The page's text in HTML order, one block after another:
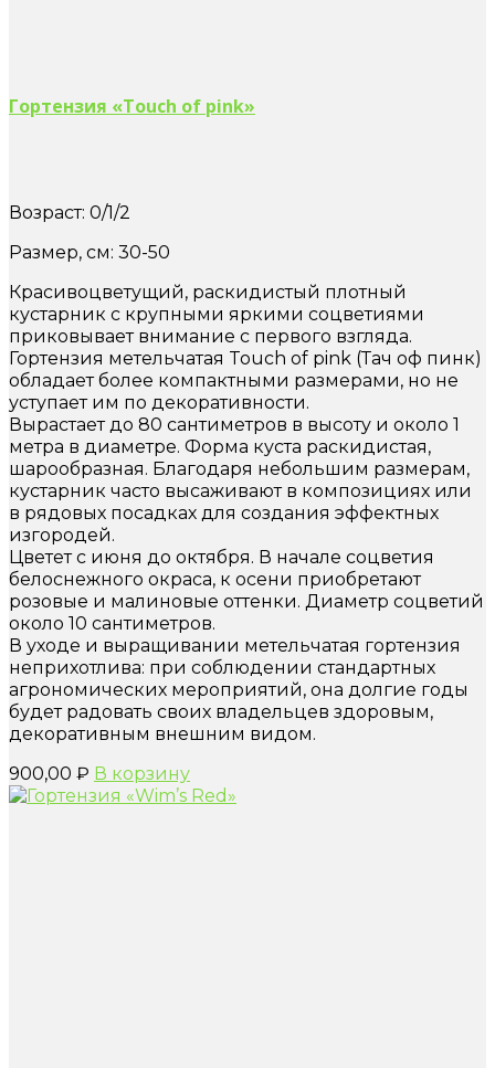
Гортензия «Touch of pink»
Возраст: 0/1/2
Размер, см: 30-50
Красивоцветущий, раскидистый плотный
кустарник с крупными яркими соцветиями
приковывает внимание с первого взгляда.
Гортензия метельчатая Touch of pink (Тач оф пинк)
обладает более компактными размерами, но не
уступает им по декоративности.
Вырастает до 80 сантиметров в высоту и около 1
метра в диаметре. Форма куста раскидистая,
шарообразная. Благодаря небольшим размерам,
кустарник часто высаживают в композициях или
в рядовых посадках для создания эффектных
изгородей.
Цветет с июня до октября. В начале соцветия
белоснежного окраса, к осени приобретают
розовые и малиновые оттенки. Диаметр соцветий
около 10 сантиметров.
В уходе и выращивании метельчатая гортензия
неприхотлива: при соблюдении стандартных
агрономических мероприятий, она долгие годы
будет радовать своих владельцев здоровым,
декоративным внешним видом.
900,00 ₽ В корзину